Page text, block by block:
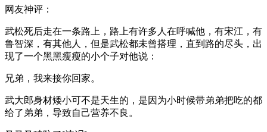
网友神评：
武松死后走在一条路上，路上有许多人在呼喊他，有宋江，有
鲁智深，有其他人，但是武松都未曾搭理，直到路的尽头，出
现了一个黑黑瘦瘦的小个子对他说：
兄弟，我来接你回家。
武大郎身材矮小可不是天生的，是因为小时候带弟弟把吃的都
给了弟弟，导致自己营养不良。